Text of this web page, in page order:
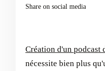
Share on social media
Création d'un podcast
nécessite bien plus